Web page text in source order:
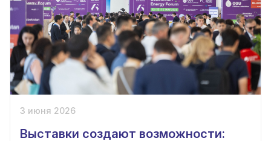
3 июня 2026
Выставки создают возможности: